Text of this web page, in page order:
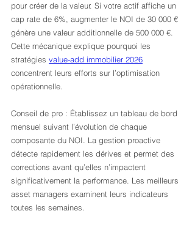
pour créer de la valeur. Si votre actif affiche un
cap rate de 6%, augmenter le NOI de 30 000 €
génère une valeur additionnelle de 500 000 €.
Cette mécanique explique pourquoi les
stratégies value-add immobilier 2026
concentrent leurs efforts sur l’optimisation
opérationnelle.
Conseil de pro : Établissez un tableau de bord
mensuel suivant l’évolution de chaque
composante du NOI. La gestion proactive
détecte rapidement les dérives et permet des
corrections avant qu’elles n’impactent
significativement la performance. Les meilleurs
asset managers examinent leurs indicateurs
toutes les semaines.